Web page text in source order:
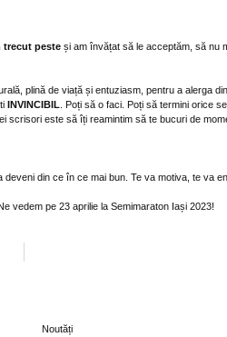
trecut peste și am învățat să le acceptăm, să nu
plină de viață și entuziasm, pentru a alerga
INVINCIBIL . Poți să o faci. Poți să termini orice
este să îți reamintim să te bucuri de
deveni din ce în ce mai bun. Te va motiva, te
vedem pe 23 aprilie la Semimaraton Iași 2023!
Noutăți